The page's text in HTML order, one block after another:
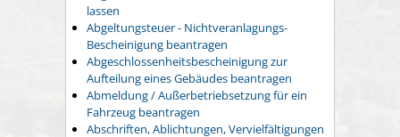
lassen
Abgeltungsteuer - Nichtveranlagungs-
Bescheinigung beantragen
Abgeschlossenheitsbescheinigung zur
Aufteilung eines Gebäudes beantragen
Abmeldung / Außerbetriebsetzung für ein
Fahrzeug beantragen
Abschriften, Ablichtungen, Vervielfältigungen